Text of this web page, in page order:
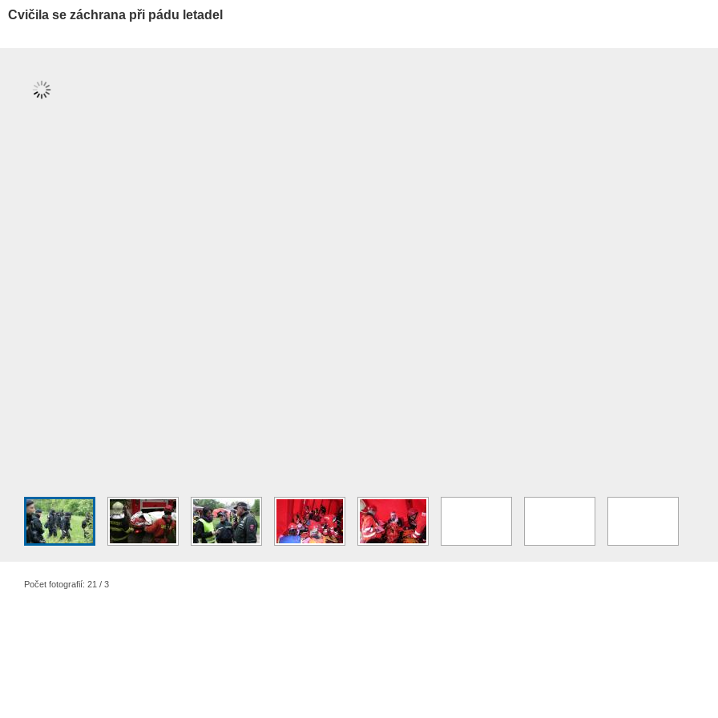
Cvičila se záchrana při pádu letadel
Počet fotografií: 21 / 3